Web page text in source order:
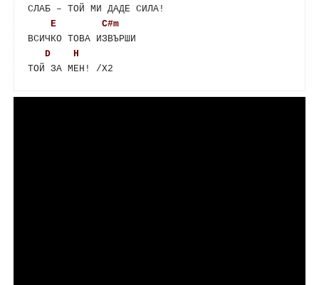
СЛАБ – ТОЙ МИ ДАДЕ СИЛА!
E
C#m
ВСИЧКО ТОВА ИЗВЪРШИ
D
H
ТОЙ ЗА МЕН! /Х2